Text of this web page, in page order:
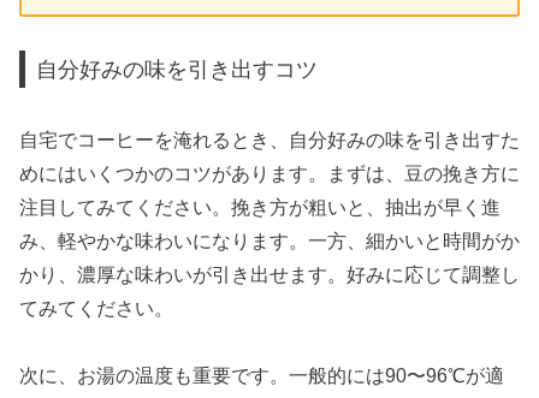
自分好みの味を引き出すコツ
自宅でコーヒーを淹れるとき、自分好みの味を引き出すた
めにはいくつかのコツがあります。まずは、豆の挽き方に
注目してみてください。挽き方が粗いと、抽出が早く進
み、軽やかな味わいになります。一方、細かいと時間がか
かり、濃厚な味わいが引き出せます。好みに応じて調整し
てみてください。
次に、お湯の温度も重要です。一般的には90〜96℃が適